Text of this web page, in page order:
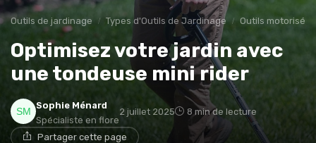
Outils de jardinage Types d'Outils de Jardinage Outils motorisés
Optimisez votre jardin avec
une tondeuse mini rider
Sophie Ménard
Spécialiste en flore
2 juillet 2025 8 min de lecture
Partager cette page